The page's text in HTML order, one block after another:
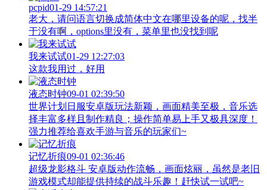
pcpid01-29 14:57:21
老大，请问语言切换成简体中文在哪里设备的呢，找半
于没有啊，options里没有，菜单里也没找到呢
我来试试01-29 12:27:03
这款我用过，好用
液态时钟09-01 02:39:50
世界计划日服安卓版玩法新颖，画面精美至极，音乐选
择丰富多样且制作精良；操作简单易上手又极具深度！
强力推荐给喜欢手游与音乐的玩家们~
记忆折痕09-01 02:36:46
超级龙影格斗 安卓版动作流畅，画面炫丽，虽然是老旧
游戏模式却能提供持续的战斗乐趣！赶快试一试吧~